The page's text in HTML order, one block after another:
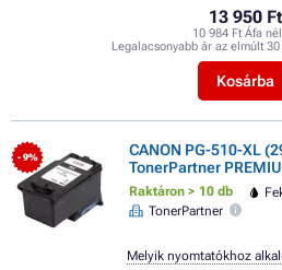
13 950 Ft
10 984 Ft Áfa
Legalacsonyabb ár az elmúlt
Kosárba
- 9%
CANON PG-510-XL
TonerPartner
Raktáron > 10 db
TonerPartner
Melyik nyomtatókhoz